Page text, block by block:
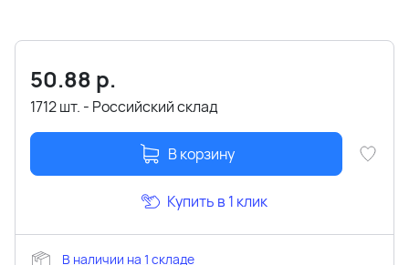
50.88 р.
1712 шт. - Российский склад
В корзину
Купить в 1 клик
В наличии на 1 складе